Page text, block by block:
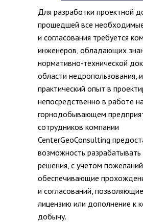
Для разработки проектной
прошедшей все
и согласования требуется
инженеров, обладающих
нормативно‐технической
области недропользования,
практический опыт в
непосредственно в работе
горнодобывающем
сотрудников компании
CenterGeoConsulting
возможность разрабатывать
решения, с учетом пожеланий
обеспечивающие
и согласований,
лицензию или дополнение к
добычу.